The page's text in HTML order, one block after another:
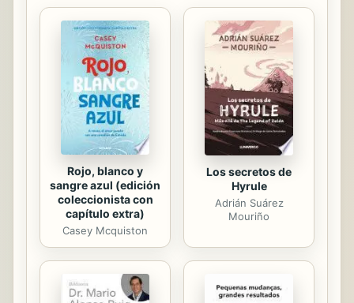
(calorías, glúcidos, lípidos,
proteínas…) y sus fuentes
principales en vitaminas y en
elementos minerales. • los aportes
diarios recomendados. • la
composición nutricional de los...
Rojo, blanco y
sangre azul (edición
coleccionista con
capítulo extra)
Casey Mcquiston
Los secretos de
Hyrule
Adrián Suárez
Mouriño